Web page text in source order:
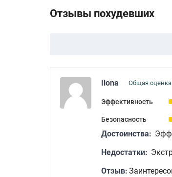
Отзывы похудевших
Ilona Общая
Эффективность
Безопасность
Достоинства:
Недостатки:
Отзыв: